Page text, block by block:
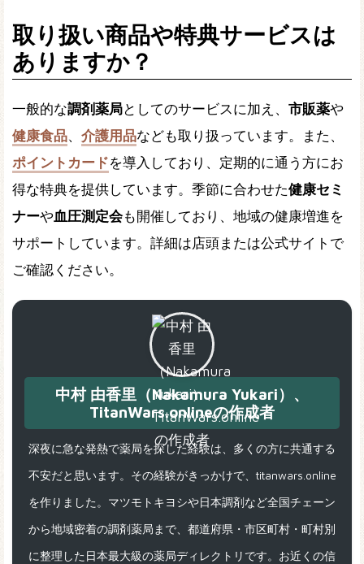
取り扱い商品や特典サービスは
ありますか？
一般的な調剤薬局としてのサービスに加え、 市販薬や
健康食品、 介護用品なども取り扱っています。また、
ポイントカードを導入しており、定期的に通う方にお
得な特典を提供しています。季節に合わせた健康セミ
ナーや血圧測定会も開催しており、地域の健康増進を
サポートしています。詳細は店頭または公式サイトで
ご確認ください。
中村 由香里（Nakamura Yukari）、
TitanWars.onlineの作成者
深夜に急な発熱で薬局を探した経験は、多くの方に共通する
不安だと思います。その経験がきっかけで、titanwars.online
を作りました。マツモトキヨシや日本調剤など全国チェーン
から地域密着の調剤薬局まで、都道府県・市区町村・町村別
に整理した日本最大級の薬局ディレクトリです。お近くの信